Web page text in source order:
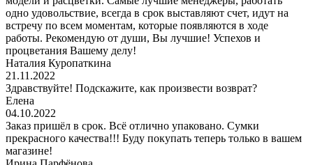
одно удовольствие, всегда в срок выставляют счет, идут на
встречу по всем моментам, которые появляются в ходе
работы. Рекомендую от души, Вы лучшие! Успехов и
процветания Вашему делу!
Наталия Куропаткина
21.11.2022
Здравствуйте! Подскажите, как произвести возврат?
Елена
04.10.2022
Заказ пришёл в срок. Всё отлично упаковано. Сумки
прекрасного качества!!! Буду покупать теперь только в вашем
магазине!